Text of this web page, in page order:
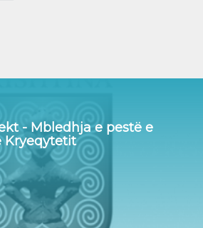
- Mbledhja e pestë e
Kryeqytetit